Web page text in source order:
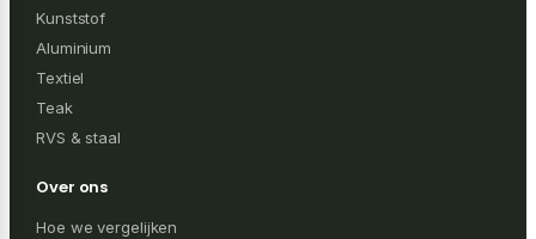
Kunststof
Aluminium
Textiel
Teak
RVS & staal
Over ons
Hoe we vergelijken